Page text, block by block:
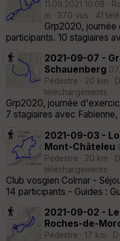
11.09.2021 10:08 ·
m · 370 vus · 41
Grp2020,
participants. 10 stagiaires
2021-09-07 -
Schauenberg
Pédestre · 20 km ·
téléchargements ·
Grp2020, journée
7 stagiaires avec Fabienne,
2021-09-03 -
Mont-Châteleu
Pédestre · 20 km ·
téléchargements ·
Club vosgien Colmar -
14 participants - Guides :
2021-09-02 -
Roches-de-
Pédestre · 17 km ·